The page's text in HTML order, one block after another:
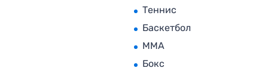
Теннис
Баскетбол
MMA
Бокс